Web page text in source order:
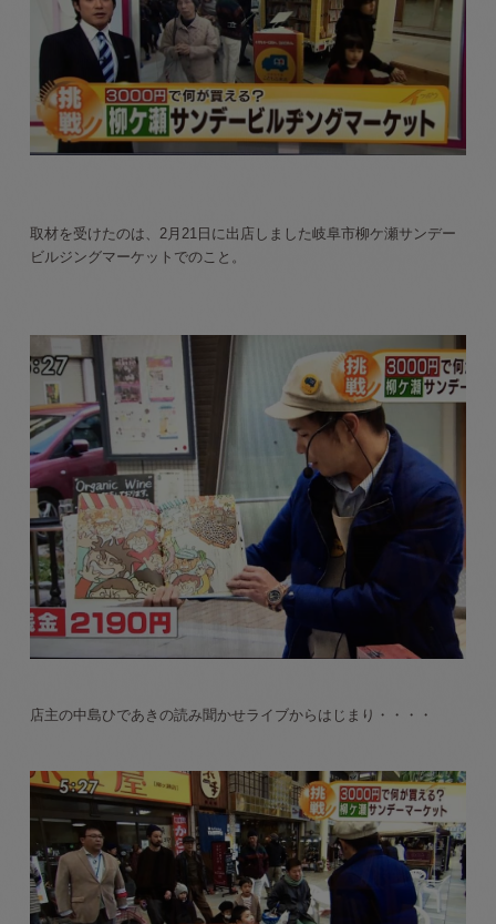
取材を受けたのは、2月21日に出店しました岐阜市柳ケ瀬サンデー
ビルジングマーケットでのこと。
店主の中島ひであきの読み聞かせライブからはじまり・・・・